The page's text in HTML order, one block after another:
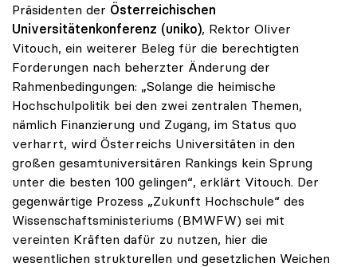
Präsidenten der Österreichischen
Universitätenkonferenz (uniko), Rektor OIiver
Vitouch, ein weiterer Beleg für die berechtigten
Forderungen nach beherzter Änderung der
Rahmenbedingungen: „Solange die heimische
Hochschulpolitik bei den zwei zentralen Themen,
nämlich Finanzierung und Zugang, im Status quo
verharrt, wird Österreichs Universitäten in den
großen gesamtuniversitären Rankings kein Sprung
unter die besten 100 gelingen“, erklärt Vitouch. Der
gegenwärtige Prozess „Zukunft Hochschule“ des
Wissenschaftsministeriums (BMWFW) sei mit
vereinten Kräften dafür zu nutzen, hier die
wesentlichen strukturellen und gesetzlichen Weichen